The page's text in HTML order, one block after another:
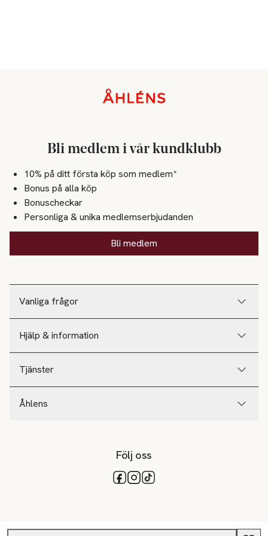
Vanliga frågor
Hjälp & information
Tjänster
Åhlens
Bli medlem i vår kundklubb
10% på ditt första köp som medlem*
Bonus på alla köp
Bonuscheckar
Personliga & unika medlemserbjudanden
Bli medlem
Följ oss